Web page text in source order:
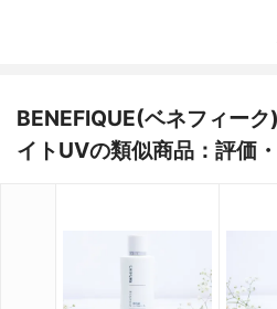
BENEFIQUE(ベネフィー
イトUVの類似商品：評価